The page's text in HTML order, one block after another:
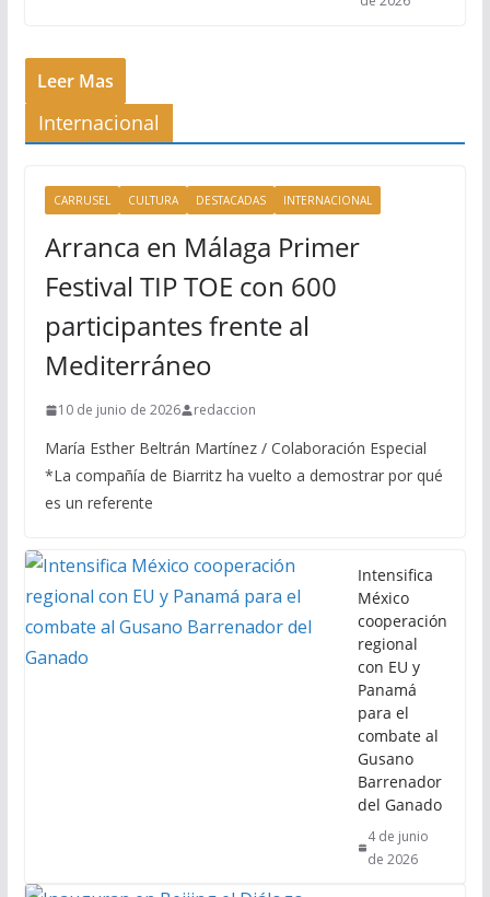
Leer Mas
Internacional
CARRUSEL CULTURA DESTACADAS INTERNACIONAL
Arranca en Málaga Primer
Festival TIP TOE con 600
participantes frente al
Mediterráneo
10 de junio de 2026 redaccion
María Esther Beltrán Martínez / Colaboración Especial
*La compañía de Biarritz ha vuelto a demostrar por qué
es un referente
Intensifica
México
cooperación
regional
con EU y
Panamá
para el
combate al
Gusano
Barrenador
del Ganado
4 de junio
de 2026